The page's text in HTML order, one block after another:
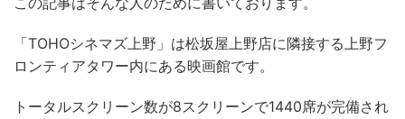
「TOHOシネマズ上野」は松坂屋上野店に隣接する上野フ
ロンティアタワー内にある映画館です。
トータルスクリーン数が8スクリーンで1440席が完備され